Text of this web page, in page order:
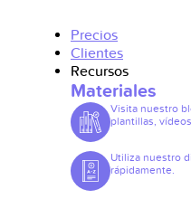
Precios
Clientes
Recursos
Materiales
Visita nuestro
plantillas,
Utiliza nuestro
rápidamente.